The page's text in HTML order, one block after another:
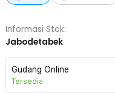
Informasi Stok:
Jabodetabek
Gudang Online
Tersedia